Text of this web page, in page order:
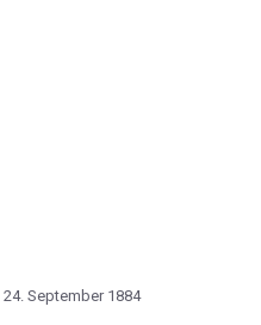
24. September 1884